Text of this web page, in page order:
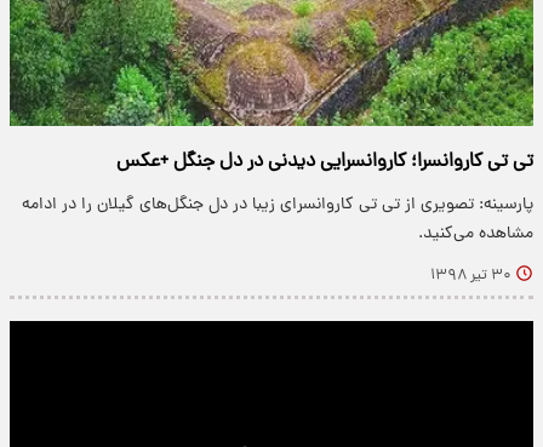
تی تی کاروانسرا؛ کاروانسرایی دیدنی در دل جنگل +عکس
پارسینه: تصویری از تی تی کاروانسرای زیبا در دل جنگل‌های گیلان را در ادامه
مشاهده می‌کنید.
۳۰ تیر ۱۳۹۸